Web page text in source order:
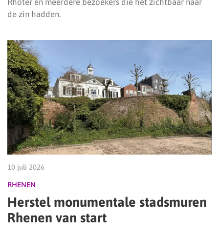
Rhoter en meerdere bezoekers die het zichtbaar naar
de zin hadden.
10 juli 2026
RHENEN
Herstel monumentale stadsmuren
Rhenen van start